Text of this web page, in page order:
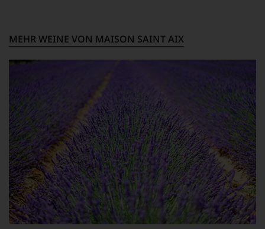
sich
unsere
Weinselektion
Das
aber
genügt
uns
nicht
mehr.
Wir
haben
festgestellt,
dass
manch
eine
Bewertung
schwer
LAGERPOTENTIAL
2029
Konservierungsmittel
enthält Sulfite
MEHR WEINE VON MAISON SAINT AIX